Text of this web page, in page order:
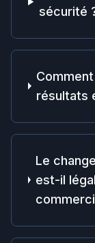
sécurité
résultats
Le
est-il